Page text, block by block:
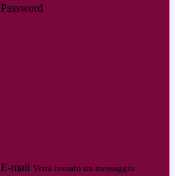
Password
E-mail Verrà inviato un messaggio